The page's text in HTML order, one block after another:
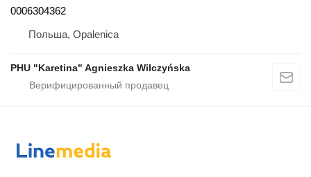
0006304362
Польша, Opalenica
PHU "Karetina" Agnieszka Wilczyńska